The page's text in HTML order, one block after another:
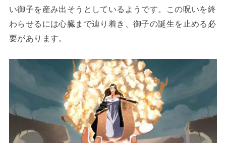
い御子を産み出そうとしているようです。この呪いを終
わらせるには心臓まで辿り着き、御子の誕生を止める必
要があります。